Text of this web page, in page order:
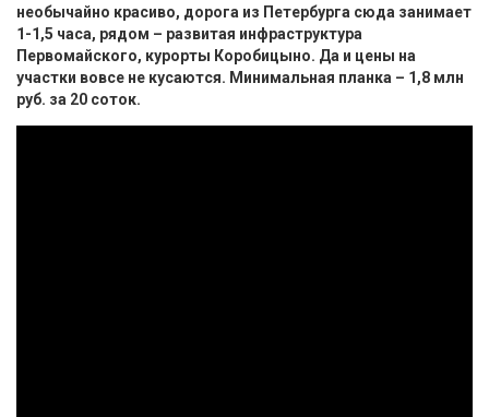
необычайно красиво, дорога из Петербурга сюда занимает
1-1,5 часа, рядом – развитая инфраструктура
Первомайского, курорты Коробицыно. Да и цены на
участки вовсе не кусаются. Минимальная планка – 1,8 млн
руб. за 20 соток.